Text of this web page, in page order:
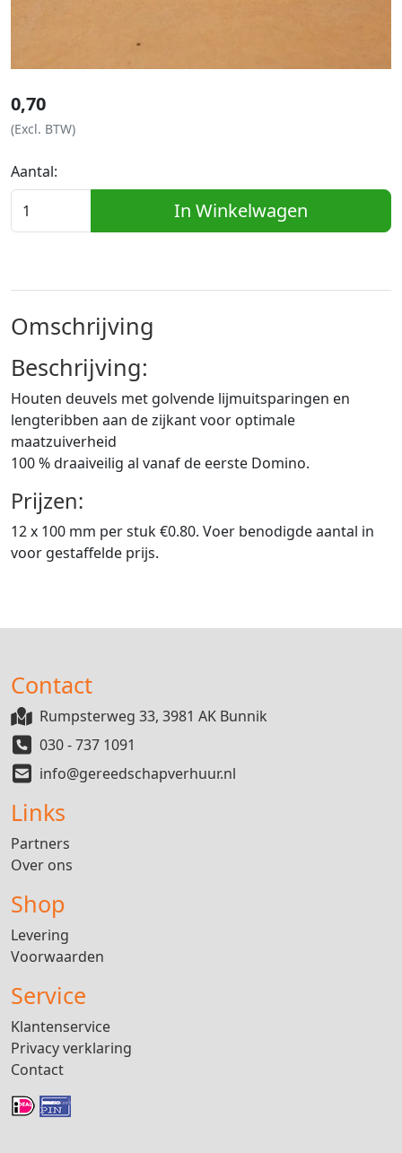
0,70
(Excl. BTW)
Aantal:
In Winkelwagen
Omschrijving
Beschrijving:
Houten deuvels met golvende lijmuitsparingen en
lengteribben aan de zijkant voor optimale
maatzuiverheid
100 % draaiveilig al vanaf de eerste Domino.
Prijzen:
12 x 100 mm per stuk€0.80. Voer benodigde aantal in
voor gestaffelde prijs.
Contact
Rumpsterweg 33, 3981 AK Bunnik
030 - 737 1091
info@gereedschapverhuur.nl
Links
Partners
Over ons
Shop
Levering
Voorwaarden
Service
Klantenservice
Privacy verklaring
Contact